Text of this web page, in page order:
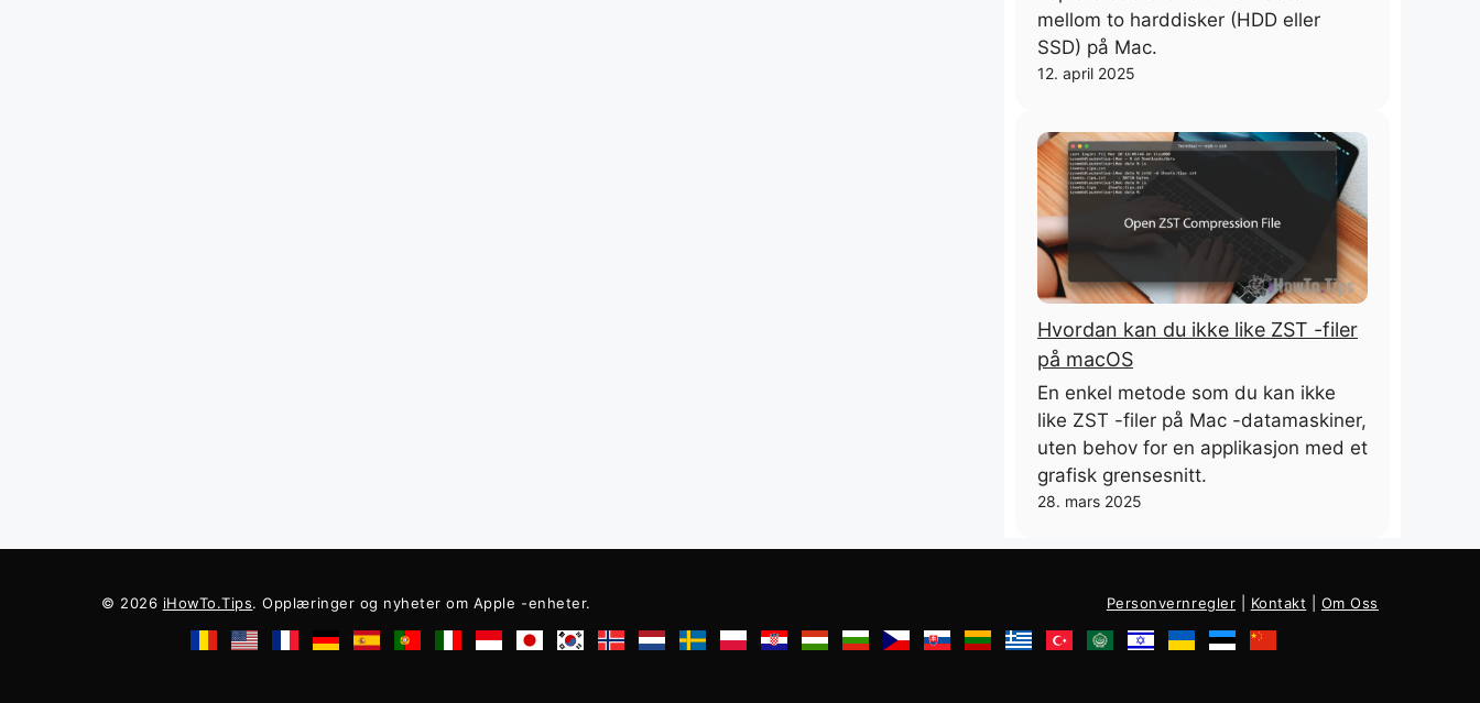
mellom to harddisker (HDD eller
SSD) på Mac.
12. april 2025
Hvordan kan du ikke like ZST -filer
på macOS
En enkel metode som du kan ikke
like ZST -filer på Mac -datamaskiner,
uten behov for en applikasjon med et
grafisk grensesnitt.
28. mars 2025
© 2026 iHowTo.Tips. Opplæringer og nyheter om Apple -enheter. Personvernregler Kontakt Om Oss